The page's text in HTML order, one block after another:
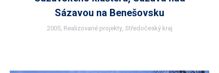
Sázavou na Benešovsku
2005, Realizované projekty, Středočeský kraj